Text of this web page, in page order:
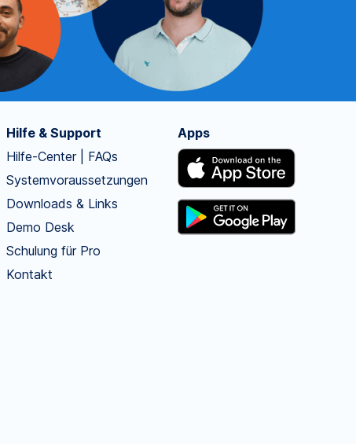
Hilfe & Support
Hilfe-Center | FAQs
Systemvoraussetzungen
Downloads & Links
Demo Desk
Schulung für Pro
Kontakt
Apps